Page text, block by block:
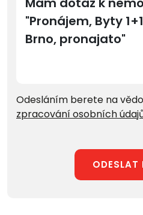
Odesláním berete na
zpracování osobních
ODESLAT